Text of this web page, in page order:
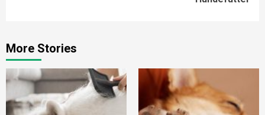
More Stories